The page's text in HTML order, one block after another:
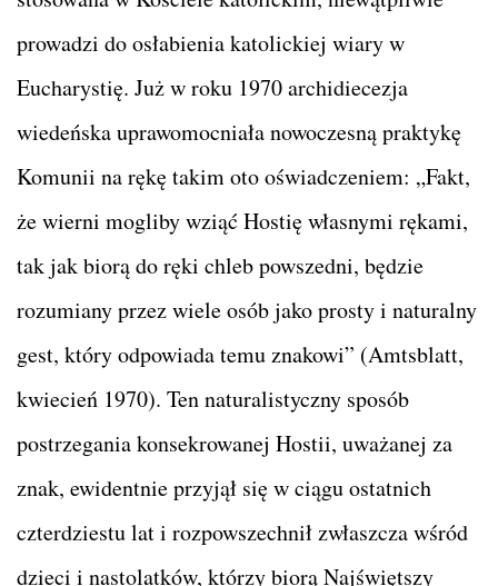
prowadzi do osłabienia katolickiej wiary w
Eucharystię. Już w roku 1970 archidiecezja
wiedeńska uprawomocniała nowoczesną praktykę
Komunii na rękę takim oto oświadczeniem: „Fakt,
że wierni mogliby wziąć Hostię własnymi rękami,
tak jak biorą do ręki chleb powszedni, będzie
rozumiany przez wiele osób jako prosty i naturalny
gest, który odpowiada temu znakowi” (Amtsblatt,
kwiecień 1970). Ten naturalistyczny sposób
postrzegania konsekrowanej Hostii, uważanej za
znak, ewidentnie przyjął się w ciągu ostatnich
czterdziestu lat i rozpowszechnił zwłaszcza wśród
dzieci i nastolatków, którzy biorą Najświętszy